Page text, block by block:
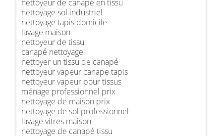
nettoyeur de canapé en tissu
nettoyage sol industriel
nettoyage tapis domicile
lavage maison
nettoyeur de tissu
canapé nettoyage
nettoyer un tissu de canapé
nettoyeur vapeur canape tapis
nettoyeur vapeur pour tissus
ménage professionnel prix
nettoyage de maison prix
nettoyage de sol professionnel
lavage vitres maison
nettoyage de canapé tissu